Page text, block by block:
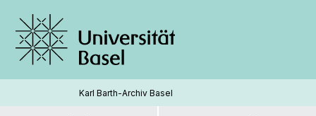
Karl Barth-Archiv Basel